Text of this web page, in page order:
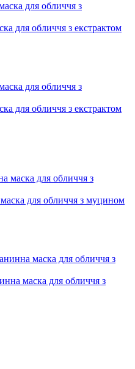
для обличчя з екстрактом
для обличчя з екстрактом
для обличчя з муцином
маска для обличчя з